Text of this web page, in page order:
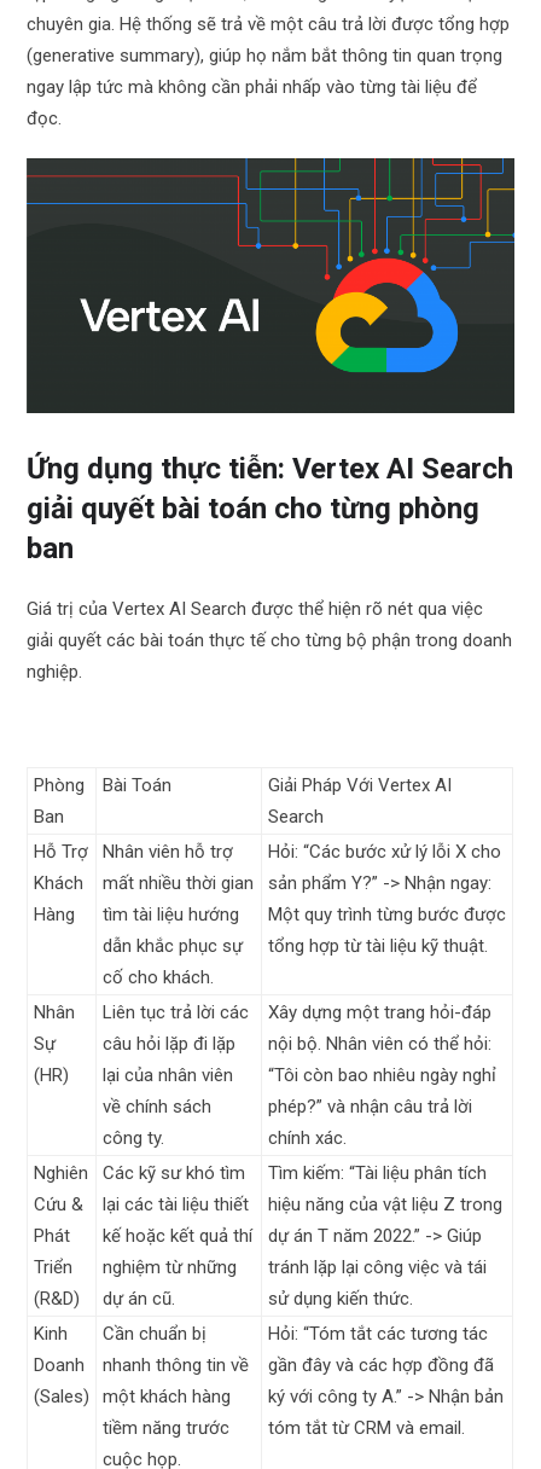
chuyên gia. Hệ thống sẽ trả về một câu trả lời được tổng hợp
(generative summary), giúp họ nắm bắt thông tin quan trọng
ngay lập tức mà không cần phải nhấp vào từng tài liệu để
đọc.
Ứng dụng thực tiễn: Vertex AI Search
giải quyết bài toán cho từng phòng
ban
Giá trị của Vertex AI Search được thể hiện rõ nét qua việc
giải quyết các bài toán thực tế cho từng bộ phận trong doanh
nghiệp.
Phòng
Ban
Bài Toán
Giải Pháp Với Vertex AI
Search
Hỗ Trợ
Khách
Hàng
Nhân viên hỗ trợ
mất nhiều thời gian
tìm tài liệu hướng
dẫn khắc phục sự
cố cho khách.
Hỏi: “Các bước xử lý lỗi X cho
sản phẩm Y?” -> Nhận ngay:
Một quy trình từng bước được
tổng hợp từ tài liệu kỹ thuật.
Nhân
Sự
(HR)
Liên tục trả lời các
câu hỏi lặp đi lặp
lại của nhân viên
về chính sách
công ty.
Xây dựng một trang hỏi-đáp
nội bộ. Nhân viên có thể hỏi:
“Tôi còn bao nhiêu ngày nghỉ
phép?” và nhận câu trả lời
chính xác.
Nghiên
Cứu &
Phát
Triển
(R&D)
Các kỹ sư khó tìm
lại các tài liệu thiết
kế hoặc kết quả thí
nghiệm từ những
dự án cũ.
Tìm kiếm: “Tài liệu phân tích
hiệu năng của vật liệu Z trong
dự án T năm 2022.” -> Giúp
tránh lặp lại công việc và tái
sử dụng kiến thức.
Kinh
Doanh
(Sales)
Cần chuẩn bị
nhanh thông tin về
một khách hàng
tiềm năng trước
cuộc họp.
Hỏi: “Tóm tắt các tương tác
gần đây và các hợp đồng đã
ký với công ty A.” -> Nhận bản
tóm tắt từ CRM và email.